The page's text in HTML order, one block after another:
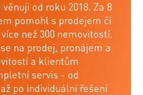
od roku 2018. Za 8
pomohl s prodejem či
než 300 nemovitostí.
na prodej, pronájem a
a klientům
servis - od
po individuální řešení